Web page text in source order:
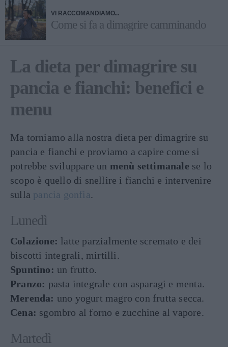
VI RACCOMANDIAMO...
Come si fa a dimagrire camminando
La dieta per dimagrire su
pancia e fianchi: benefici e
menu
Ma torniamo alla nostra dieta per dimagrire su
pancia e fianchi e proviamo a capire come si
potrebbe sviluppare un menù settimanale se lo
scopo è quello di snellire i fianchi e intervenire
sulla pancia gonfia.
Lunedì
Colazione: latte parzialmente scremato e dei
biscotti integrali, mirtilli.
Spuntino: un frutto.
Pranzo: pasta integrale con asparagi e menta.
Merenda: uno yogurt magro con frutta secca.
Cena: sgombro al forno e zucchine al vapore.
Martedì